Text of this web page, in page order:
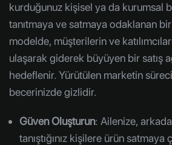
kurduğunuz kişisel ya da kurumsal
tanıtmaya ve satmaya odaklanan
modelde, müşterilerin ve
ulaşarak giderek büyüyen bir satış
hedeflenir. Yürütülen marketin
becerinizde gizlidir.
Güven Oluşturun: Ailenize,
tanıştığınız kişilere ürün satmaya